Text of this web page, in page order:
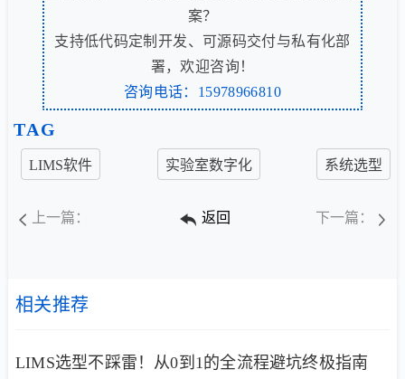
案？
支持低代码定制开发、可源码交付与私有化部
署，欢迎咨询！
咨询电话：15978966810
TAG
LIMS软件 实验室数字化 系统选型
上一篇： 返回 下一篇：
相关推荐
LIMS选型不踩雷！从0到1的全流程避坑终极指南